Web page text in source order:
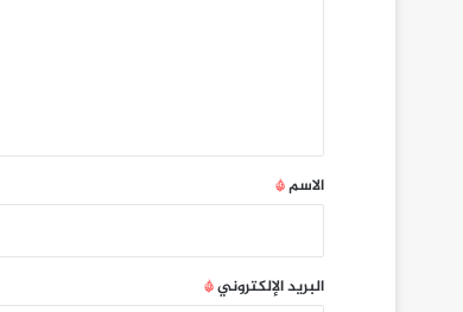
*
الاسم*
البريد الإلكتروني*